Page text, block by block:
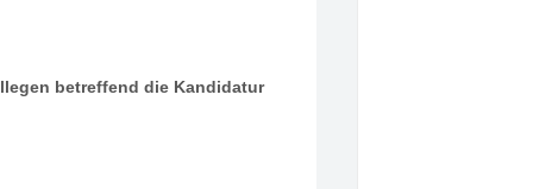
betreffend die Kandidatur